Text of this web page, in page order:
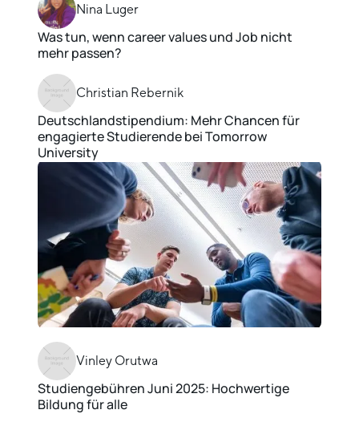
Nina Luger
Was tun, wenn career values und Job nicht
mehr passen?
Christian Rebernik
Deutschlandstipendium: Mehr Chancen für
engagierte Studierende bei Tomorrow
University
Vinley Orutwa
Studiengebühren Juni 2025: Hochwertige
Bildung für alle